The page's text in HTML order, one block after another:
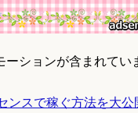
ションが含まれてい
ンスで稼ぐ方法を大公